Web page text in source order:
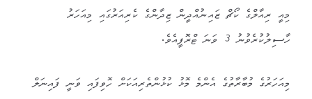
މިއީ ރިއާލްގެ ކޯޗް ޒައިނުއްދީން ޒިދާންގެ ކެރިއަރުގައި މިއަހަރު
ހާސިލުކުރެވުނު 3 ވަނަ ޓްރޮފީއެވެ.
މިއަހަރުގެ މުބާރާތުގެ އެންމެ މޮޅު ކުޅުންތެރިއަކަށް ހޮވިފައި ވަނީ ފައިނަލް